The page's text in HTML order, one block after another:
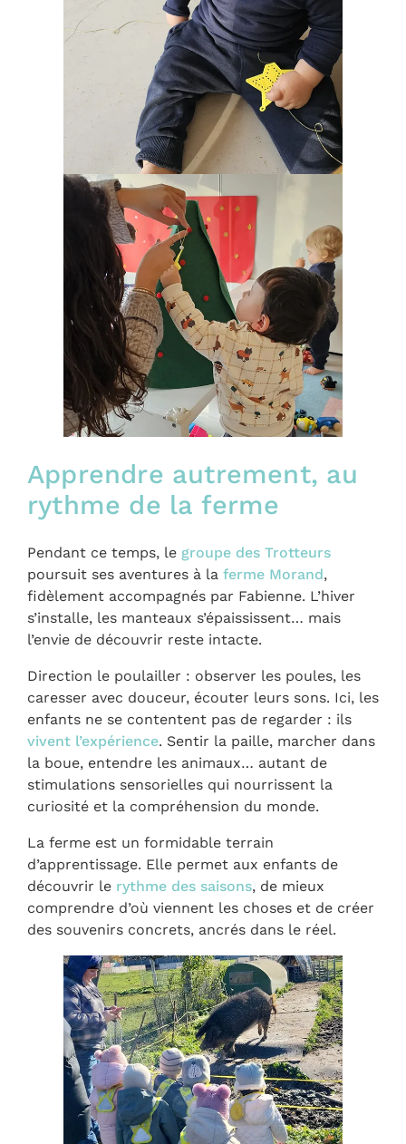
Apprendre autrement, au
rythme de la ferme
Pendant ce temps, le groupe des Trotteurs
poursuit ses aventures à la ferme Morand,
fidèlement accompagnés par Fabienne. L’hiver
s’installe, les manteaux s’épaississent… mais
l’envie de découvrir reste intacte.
Direction le poulailler : observer les poules, les
caresser avec douceur, écouter leurs sons. Ici, les
enfants ne se contentent pas de regarder : ils
vivent l’expérience. Sentir la paille, marcher dans
la boue, entendre les animaux… autant de
stimulations sensorielles qui nourrissent la
curiosité et la compréhension du monde.
La ferme est un formidable terrain
d’apprentissage. Elle permet aux enfants de
découvrir le rythme des saisons, de mieux
comprendre d’où viennent les choses et de créer
des souvenirs concrets, ancrés dans le réel.